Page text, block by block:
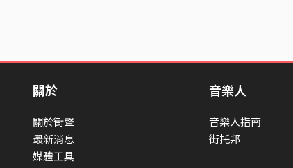
關於
關於街聲
最新消息
媒體工具
音樂人
音樂人指南
街托邦